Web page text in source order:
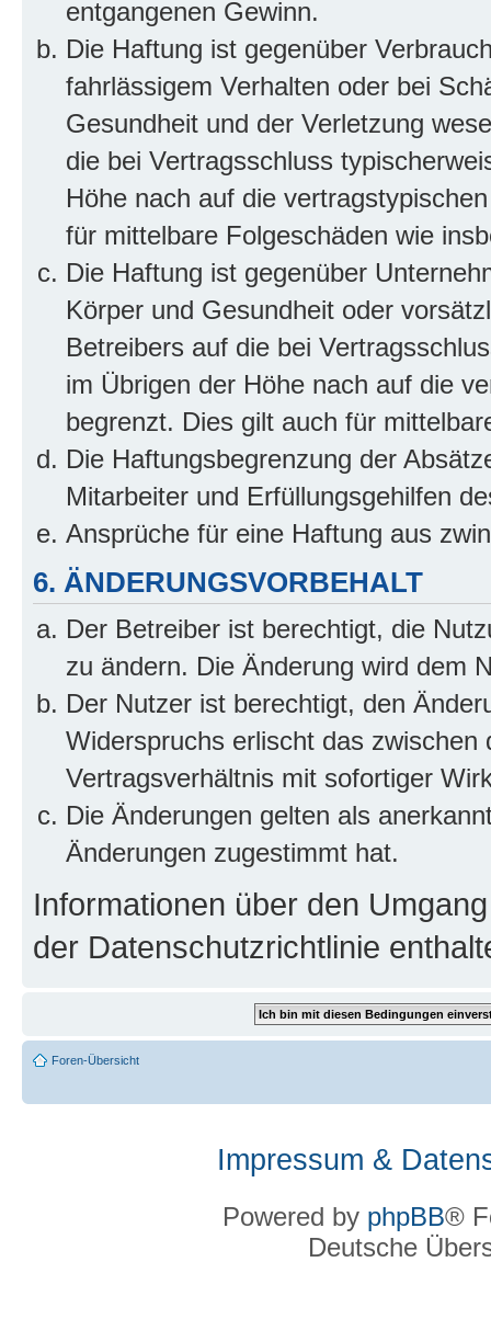
entgangenen Gewinn.
Die Haftung ist gegenüber
fahrlässigem Verhalten oder bei
Gesundheit und der Verletzung
die bei Vertragsschluss
Höhe nach auf die
für mittelbare Folgeschäden wie
Die Haftung ist gegenüber
Körper und Gesundheit oder
Betreibers auf die bei
im Übrigen der Höhe nach auf die
begrenzt. Dies gilt auch für
Die Haftungsbegrenzung der
Mitarbeiter und Erfüllungsgehilfen
Ansprüche für eine Haftung aus
6. ÄNDERUNGSVORBEHALT
Der Betreiber ist berechtigt, die
zu ändern. Die Änderung wird dem
Der Nutzer ist berechtigt, den
Widerspruchs erlischt das
Vertragsverhältnis mit sofortiger
Die Änderungen gelten als
Änderungen zugestimmt hat.
Informationen über den
der Datenschutzrichtlinie
Foren-Übersicht
Impressum &
Powered by phpBB®
Deutsche